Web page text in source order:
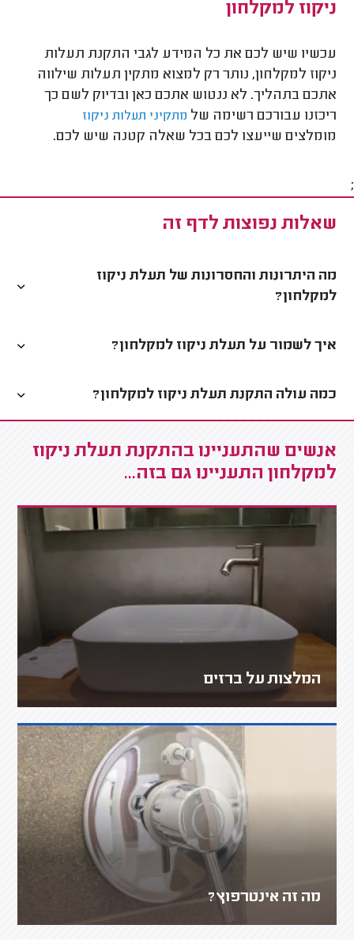
ניקוז למקלחון
עכשיו שיש לכם את כל המידע לגבי התקנת תעלות
ניקוז למקלחון, נותר רק למצוא מתקין תעלות שילווה
אתכם בתהליך. לא ננטוש אתכם כאן ובדיוק לשם כך
ריכזנו עבורכם רשימה של מתקיני תעלות ניקוז
מומלצים שייעצו לכם בכל שאלה קטנה שיש לכם.
;
שאלות נפוצות לדף זה
מה היתרונות והחסרונות של תעלת ניקוז
למקלחון?
איך לשמור על תעלת ניקוז למקלחון?
כמה עולה התקנת תעלת ניקוז למקלחון?
אנשים שהתעניינו בהתקנת תעלת ניקוז
למקלחון התעניינו גם בזה...
המלצות על ברזים
מה זה אינטרפוץ?